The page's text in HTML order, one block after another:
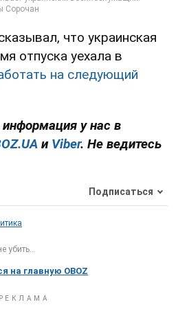
что украинская
отпуска уехала в
на следующий
информация у нас в
и Viber. Не ведитесь
Подписаться
убить...
на главную OBOZ